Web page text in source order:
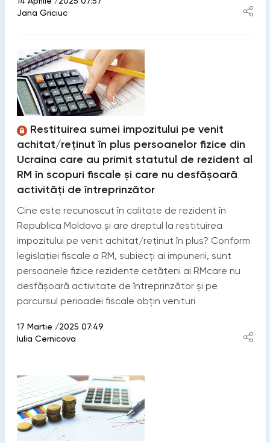
Jana Griciuc
Restituirea sumei impozitului pe venit
achitat/reținut în plus persoanelor fizice din
Ucraina care au primit statutul de rezident al
RM în scopuri fiscale și care nu desfășoară
activități de întreprinzător
Cine este recunoscut în calitate de rezident în
Republica Moldova și are dreptul la restituirea
impozitului pe venit achitat/reținut în plus? Conform
legislației fiscale a RM, subiecți ai impunerii, sunt
persoanele fizice rezidente cetăţeni ai RMcare nu
desfăşoară activitate de întreprinzător şi pe
parcursul perioadei fiscale obţin venituri
17 Martie /2025 07:49
Iulia Cernicova